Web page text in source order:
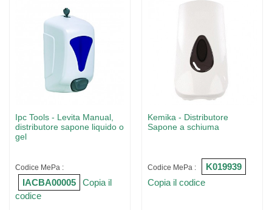
Ipc Tools - Levita Manual,
distributore sapone liquido o
gel
Codice MePa :
IACBA00005
Copia il
codice
Kemika - Distributore
Sapone a schiuma
Codice MePa :
K019939
Copia il codice